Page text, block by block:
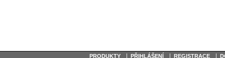
PRODUKTY PŘIHLÁŠENÍ REGISTRACE